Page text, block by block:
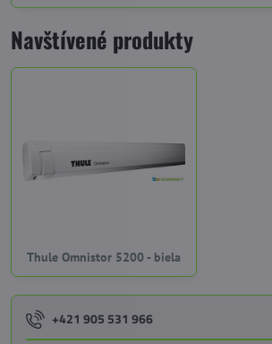
Navštívené produkty
Thule Omnistor 5200 - biela
+421 905 531 966